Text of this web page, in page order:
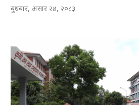
बुधबार, असार २४, २०८३